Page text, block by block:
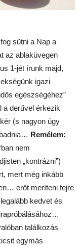
sütni a Nap a
az ablaküvegen
1-jét írunk majd,
igazi
egészségéhez”
a derűvel érkezik
(s nagyon úgy
Remélem:
nem
„kontrázni”)
mert még inkább
erőt meríteni fejre
kedvet és
találkozás
egymás